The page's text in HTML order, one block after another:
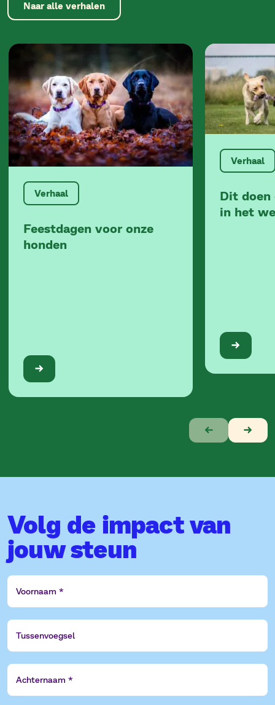
Naar alle verhalen
Verhaal
Feestdagen voor onze
honden
Verhaal
Dit doen
in het
Volg de impact van
jouw steun
Voornaam
Tussenvoegsel
Achternaam